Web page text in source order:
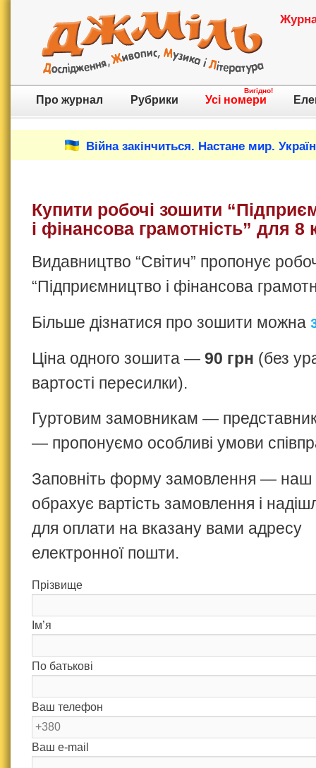
Про журнал Рубрики Усі номери
Вигідно!
Війна закінчиться. Настане мир.
Купити робочі зошити
і фінансова грамотність” для 8
Видавництво “Світич” пропонує
“Підприємництво і фінансова
Більше дізнатися про зошити можна
Ціна одного зошита — 90 грн (без
вартості пересилки).
Гуртовим замовникам —
— пропонуємо особливі умови
Заповніть форму замовлення —
обрахує вартість замовлення і
для оплати на вказану вами адресу
електронної пошти.
Прізвище
Ім’я
По батькові
Ваш телефон
Ваш e-mail